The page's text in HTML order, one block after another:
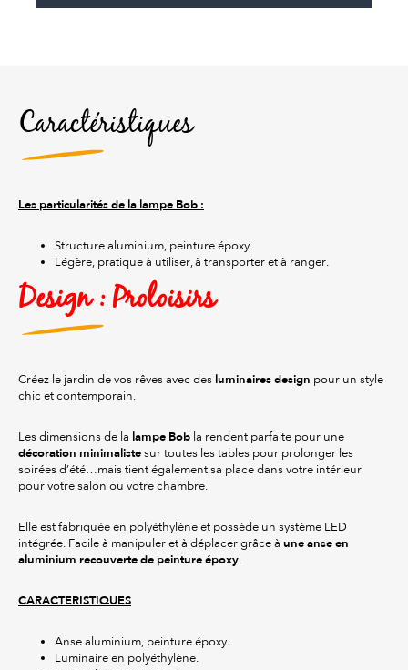
Caractéristiques
Les particularités de la lampe Bob :
Structure aluminium, peinture époxy.
Légère, pratique à utiliser, à transporter et à ranger.
Design : Proloisirs
Créez le jardin de vos rêves avec des luminaires design pour un style
chic et contemporain.
Les dimensions de la lampe Bob la rendent parfaite pour une
décoration minimaliste sur toutes les tables pour prolonger les
soirées d’été…mais tient également sa place dans votre intérieur
pour votre salon ou votre chambre.
Elle est fabriquée en polyéthylène et possède un système LED
intégrée. Facile à manipuler et à déplacer grâce à une anse en
aluminium recouverte de peinture époxy.
CARACTERISTIQUES
Anse aluminium, peinture époxy.
Luminaire en polyéthylène.